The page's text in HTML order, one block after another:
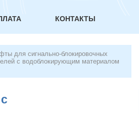
КОНТАКТЫ
для сигнально-блокировочных
с водоблокирующим материалом